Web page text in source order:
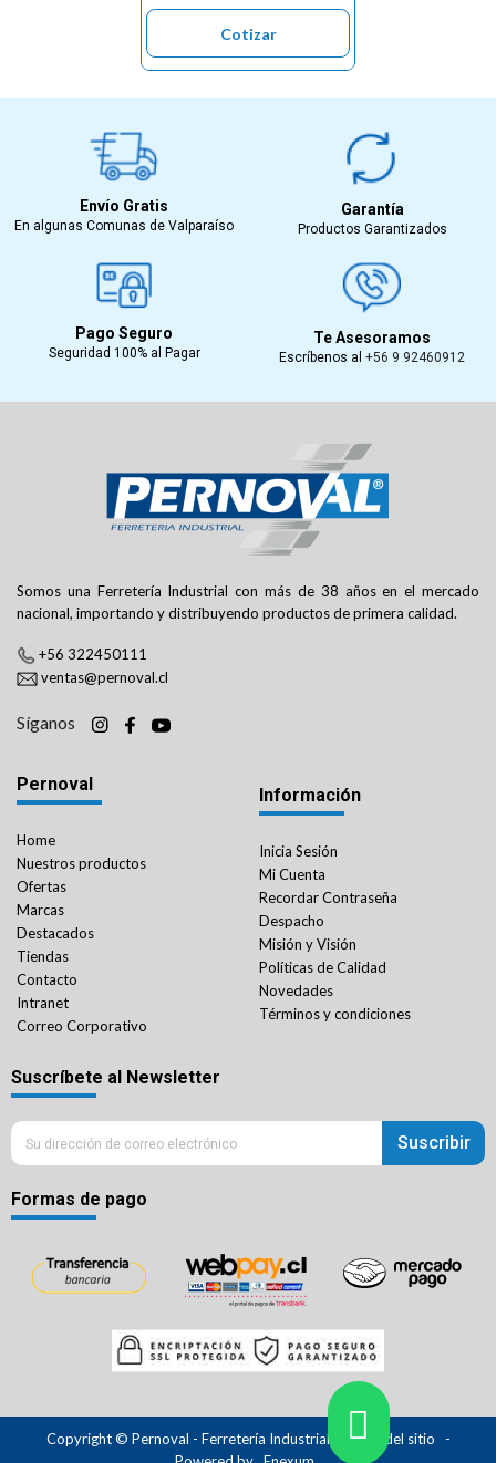
Cotizar
Envío Gratis
En algunas Comunas de Valparaíso
Garantía
Productos Garantizados
Pago Seguro
Seguridad 100% al Pagar
Te Asesoramos
Escríbenos al +56 9 92460912
Somos una Ferretería Industrial con más de 38 años en el mercado
nacional, importando y distribuyendo productos de primera calidad.
+56 322450111
ventas@pernoval.cl
Síganos
Pernoval
Home
Nuestros productos
Ofertas
Marcas
Destacados
Tiendas
Contacto
Intranet
Correo Corporativo
Información
Inicia Sesión
Mi Cuenta
Recordar Contraseña
Despacho
Misión y Visión
Políticas de Calidad
Novedades
Términos y condiciones
Suscríbete al Newsletter
Suscribir
Formas de pago
Copyright © Pernoval - Ferretería Industrial. Mapa del sitio
-